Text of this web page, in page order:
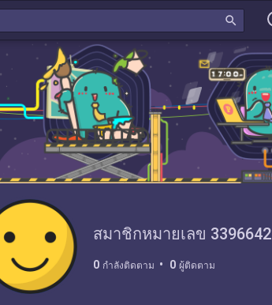
search
สมาชิกหมายเลข 3396642
0 กำลังติดตาม 0 ผู้ติดตาม